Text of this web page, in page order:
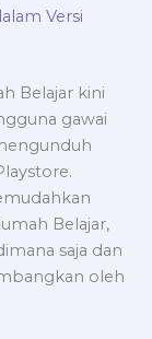
Belajar kini
gawai
Belajar,
saja dan
oleh